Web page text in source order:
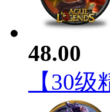
48.00
【30